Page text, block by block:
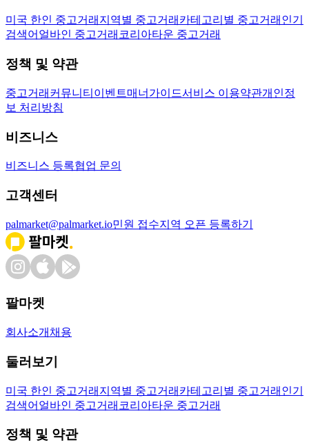
미국 한인 중고거래 지역별 중고거래 카테고리별 중고거래 인기
검색어 얼바인 중고거래 코리아타운 중고거래
정책 및 약관
중고거래 커뮤니티 이벤트매너가이드서비스 이용약관개인정
보 처리방침
비즈니스
비즈니스 등록협업 문의
고객센터
palmarket@palmarket.io민원 접수지역 오픈 등록하기
팔마켓
회사소개 채용
둘러보기
미국 한인 중고거래 지역별 중고거래 카테고리별 중고거래 인기
검색어 얼바인 중고거래 코리아타운 중고거래
정책 및 약관